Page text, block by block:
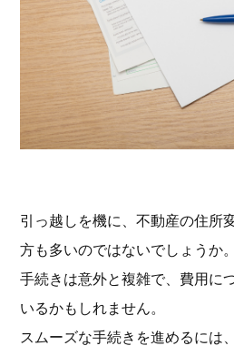
引っ越しを機に、不動産の住所
方も多いのではないでしょうか。
手続きは意外と複雑で、費用に
いるかもしれません。
スムーズな手続きを進めるには